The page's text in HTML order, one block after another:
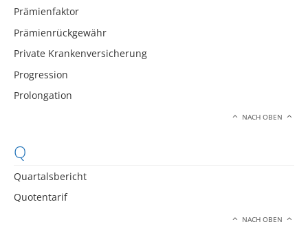
Prämienfaktor
Prämienrückgewähr
Private Krankenversicherung
Progression
Prolongation
NACH OBEN
Q
Quartalsbericht
Quotentarif
NACH OBEN